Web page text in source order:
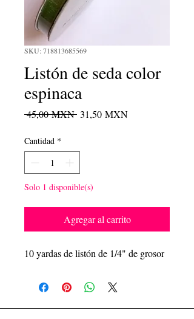
SKU: 718813685569
Listón de seda color
espinaca
45,00 MXN Precio
31,50 MXNPrecio
Cantidad *
Solo 1 disponible(s)
Agregar al carrito
10 yardas de listón de 1/4" de grosor